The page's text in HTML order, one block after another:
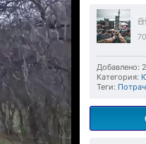
Добавлено:
Категория:
Теги: